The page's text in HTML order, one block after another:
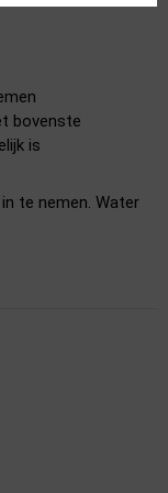
bovenste
is
te nemen. Water